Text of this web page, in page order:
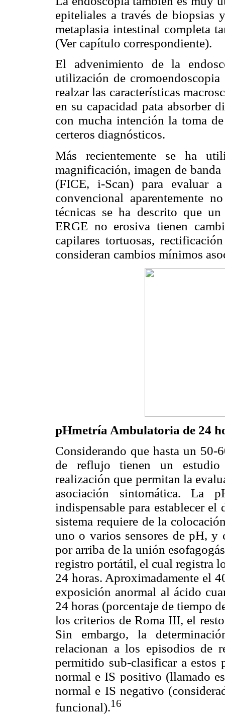
epiteliales a través de
metaplasia intestinal completa
(Ver capítulo correspondiente).
El advenimiento de la
utilización de
realzar las características
en su capacidad pata absorber
con mucha intención la toma
certeros diagnósticos.
Más recientemente se ha
magnificación, imagen de
(FICE, i-Scan) para evaluar
convencional aparentemente
técnicas se ha descrito que
ERGE no erosiva tienen
capilares tortuosas,
consideran cambios mínimos
pHmetría Ambulatoria de 24
Considerando que hasta un 50-
de reflujo tienen un estudio
realización que permitan la
asociación sintomática. La
indispensable para establecer el
sistema requiere de la
uno o varios sensores de pH, y
por arriba de la unión
registro portátil, el cual registra
24 horas. Aproximadamente el
exposición anormal al ácido
24 horas (porcentaje de tiempo
los criterios de Roma III, el
Sin embargo, la
relacionan a los episodios de
permitido sub-clasificar a estos
normal e IS positivo (llamado
normal e IS negativo
funcional).16